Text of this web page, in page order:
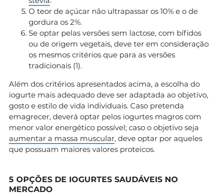
O teor de açúcar não ultrapassar os 10% e o de
gordura os 2%.
Se optar pelas versões sem lactose, com bífidos
ou de origem vegetais, deve ter em consideração
os mesmos critérios que para as versões
tradicionais (1).
Além dos critérios apresentados acima, a escolha do
iogurte mais adequado deve ser adaptada ao objetivo,
gosto e estilo de vida individuais. Caso pretenda
emagrecer, deverá optar pelos iogurtes magros com
menor valor energético possível; caso o objetivo seja
aumentar a massa muscular, deve optar por aqueles
que possuam maiores valores proteicos.
5 OPÇÕES DE IOGURTES SAUDÁVEIS NO
MERCADO